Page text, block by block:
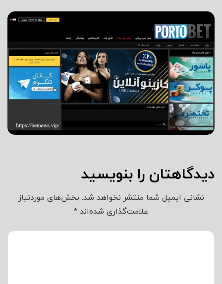
دیدگاهتان را بنویسید
نشانی ایمیل شما منتشر نخواهد شد. بخش‌های موردنیاز
علامت‌گذاری شده‌اند*